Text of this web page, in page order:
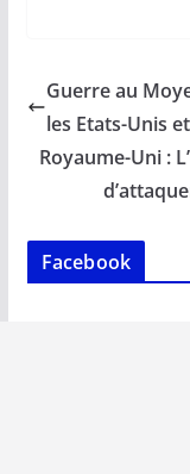
b
o
o
k
l
Guerre au
les Etats-Unis
Royaume-Uni :
Facebook